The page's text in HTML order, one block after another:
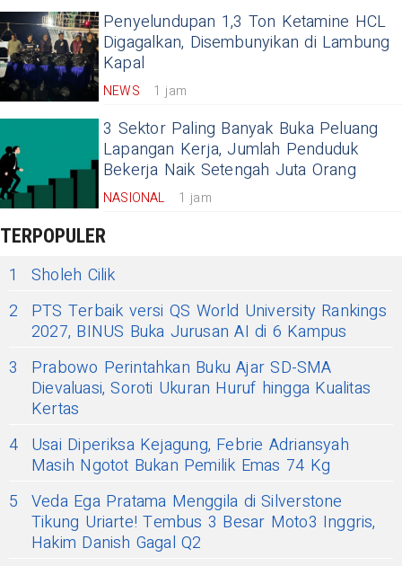
Penyelundupan 1,3 Ton Ketamine HCL
Digagalkan, Disembunyikan di Lambung
Kapal
NEWS 1 jam
3 Sektor Paling Banyak Buka Peluang
Lapangan Kerja, Jumlah Penduduk
Bekerja Naik Setengah Juta Orang
NASIONAL 1 jam
TERPOPULER
1
Sholeh Cilik
2
PTS Terbaik versi QS World University Rankings
2027, BINUS Buka Jurusan AI di 6 Kampus
3
Prabowo Perintahkan Buku Ajar SD-SMA
Dievaluasi, Soroti Ukuran Huruf hingga Kualitas
Kertas
4 Usai Diperiksa Kejagung, Febrie Adriansyah
Masih Ngotot Bukan Pemilik Emas 74 Kg
5 Veda Ega Pratama Menggila di Silverstone
Tikung Uriarte! Tembus 3 Besar Moto3 Inggris,
Hakim Danish Gagal Q2